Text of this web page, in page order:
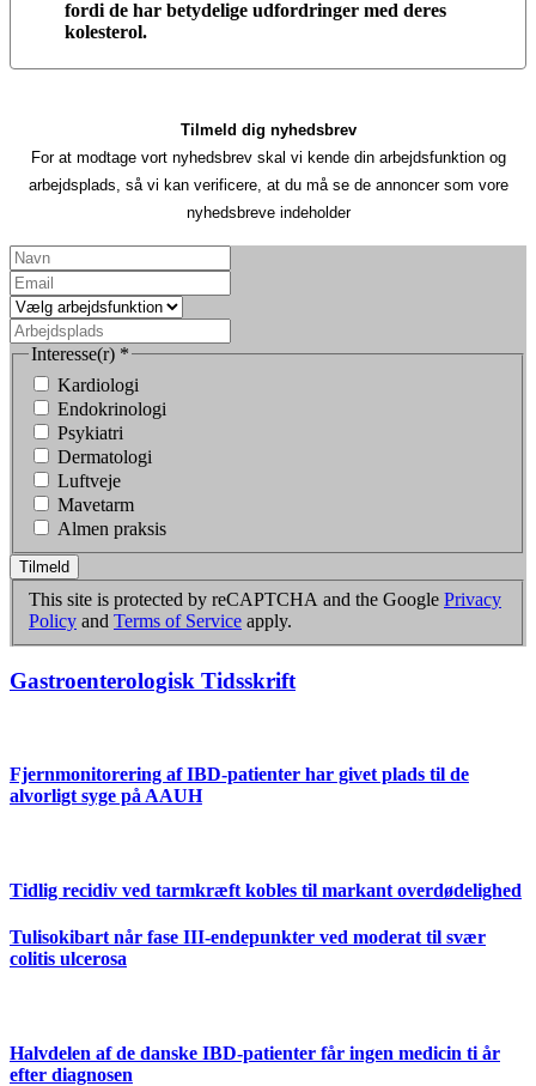
fordi de har betydelige udfordringer med deres
kolesterol.
Tilmeld dig nyhedsbrev
For at modtage vort nyhedsbrev skal vi kende din arbejdsfunktion og
arbejdsplads, så vi kan verificere, at du må se de annoncer som vore
nyhedsbreve indeholder
Interesse(r) *
Kardiologi
Endokrinologi
Psykiatri
Dermatologi
Luftveje
Mavetarm
Almen praksis
Tilmeld
This site is protected by reCAPTCHA and the Google Privacy
Policy and Terms of Service apply.
Gastroenterologisk Tidsskrift
Fjernmonitorering af IBD-patienter har givet plads til de
alvorligt syge på AAUH
Tidlig recidiv ved tarmkræft kobles til markant overdødelighed
Tulisokibart når fase III-endepunkter ved moderat til svær
colitis ulcerosa
Halvdelen af de danske IBD-patienter får ingen medicin ti år
efter diagnosen